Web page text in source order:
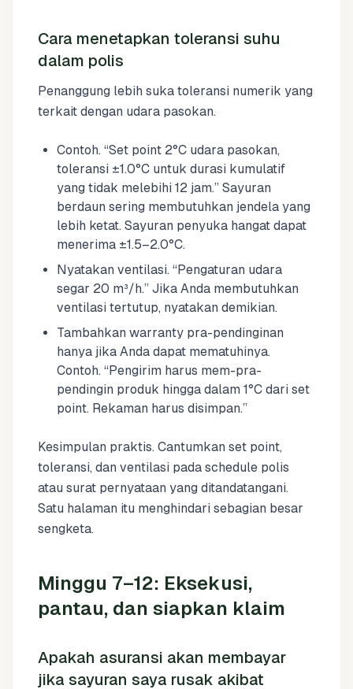
Cara menetapkan toleransi suhu
dalam polis
Penanggung lebih suka toleransi numerik yang
terkait dengan udara pasokan.
Contoh. “Set point 2°C udara pasokan,
toleransi ±1.0°C untuk durasi kumulatif
yang tidak melebihi 12 jam.” Sayuran
berdaun sering membutuhkan jendela yang
lebih ketat. Sayuran penyuka hangat dapat
menerima ±1.5–2.0°C.
Nyatakan ventilasi. “Pengaturan udara
segar 20 m³/h.” Jika Anda membutuhkan
ventilasi tertutup, nyatakan demikian.
Tambahkan warranty pra-pendinginan
hanya jika Anda dapat mematuhinya.
Contoh. “Pengirim harus mem-pra-
pendingin produk hingga dalam 1°C dari set
point. Rekaman harus disimpan.”
Kesimpulan praktis. Cantumkan set point,
toleransi, dan ventilasi pada schedule polis
atau surat pernyataan yang ditandatangani.
Satu halaman itu menghindari sebagian besar
sengketa.
Minggu 7–12: Eksekusi,
pantau, dan siapkan klaim
Apakah asuransi akan membayar
jika sayuran saya rusak akibat